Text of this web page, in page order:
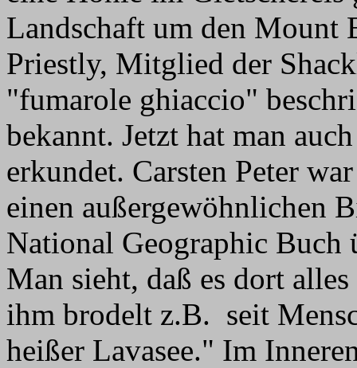
Landschaft um den Mount
Priestly, Mitglied der
"fumarole ghiaccio"
bekannt. Jetzt hat man
erkundet. Carsten Peter
einen außergewöhnlichen
National Geographic
Man sieht, daß es dort
ihm brodelt z.B. seit
heißer Lavasee." Im